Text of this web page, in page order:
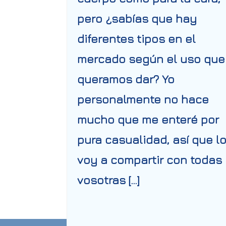
pero ¿sabías que hay
diferentes tipos en el
mercado según el uso
queramos dar? Yo
personalmente no hace
mucho que me enteré por
pura casualidad, así que lo
voy a compartir con todas
vosotras […]